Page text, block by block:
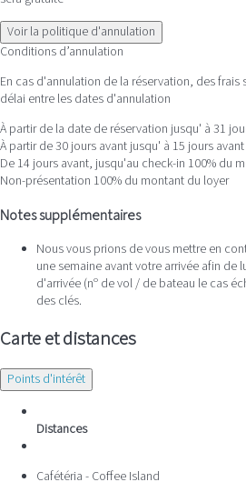
Voir la politique d'annulation
Conditions d’annulation
En cas d'annulation de la réservation, des
délai entre les dates d'annulation
À partir de la date de réservation jusqu' à 31
À partir de 30 jours avant jusqu' à 15 jours avant
De 14 jours avant, jusqu'au check-in 100% du
Non-présentation 100% du montant du loyer
Notes supplémentaires
Nous vous prions de vous mettre en
une semaine avant votre arrivée afin de
d'arrivée (nº de vol / de bateau le cas
des clés.
Carte et distances
Points d'intérêt
Distances
Cafétéria - Coffee Island